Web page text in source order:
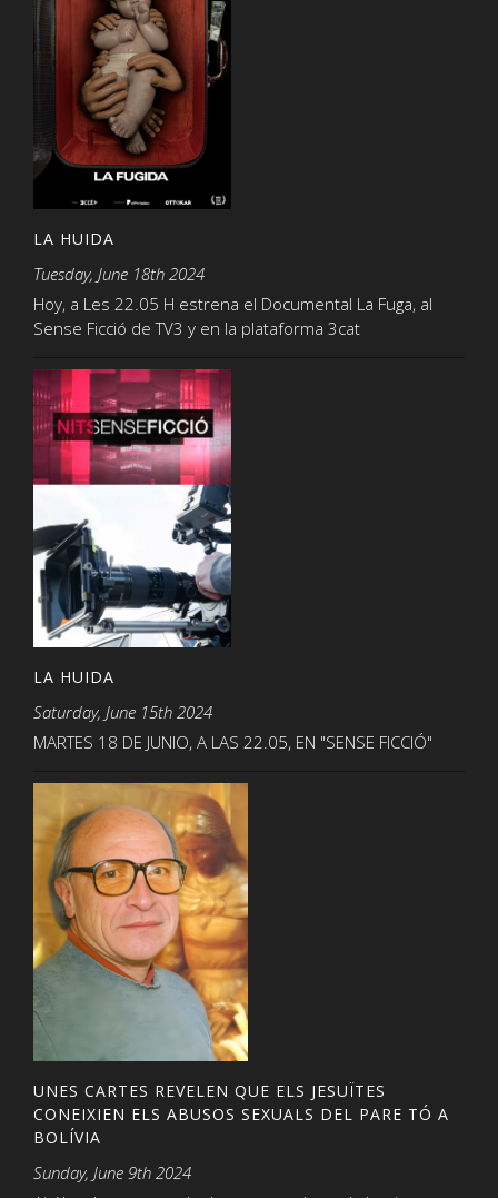
LA HUIDA
Tuesday, June 18th 2024
Hoy, a Les 22.05 H estrena el Documental La Fuga, al
Sense Ficció de TV3 y en la plataforma 3cat
LA HUIDA
Saturday, June 15th 2024
MARTES 18 DE JUNIO, A LAS 22.05, EN "SENSE FICCIÓ"
UNES CARTES REVELEN QUE ELS JESUÏTES
CONEIXIEN ELS ABUSOS SEXUALS DEL PARE TÓ A
BOLÍVIA
Sunday, June 9th 2024